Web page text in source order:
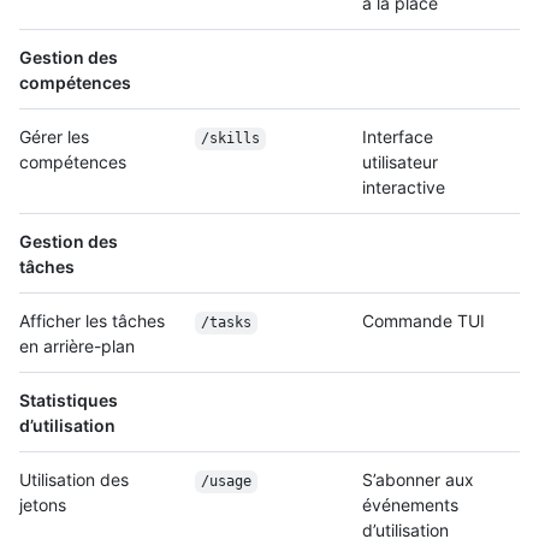
Gestion des
compétences
Gérer les
compétences
/skills
Interface
utilisateur
interactive
Gestion des
tâches
Afficher les tâches
en arrière-plan
/tasks Commande TUI
Statistiques
d’utilisation
Utilisation des
jetons
/usage
S’abonner aux
événements
d’utilisation